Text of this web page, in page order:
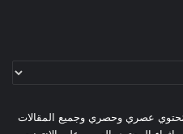
عصري وحصري وجميع المقالات